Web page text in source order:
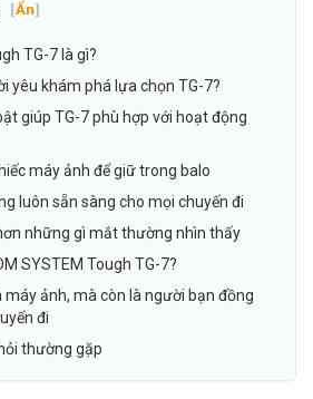
[Ẩn]
TG-7 là gì?
yêu khám phá lựa chọn TG-7?
giúp TG-7 phù hợp với hoạt động
máy ảnh để giữ trong balo
luôn sẵn sàng cho mọi chuyến đi
những gì mắt thường nhìn thấy
SYSTEM Tough TG-7?
máy ảnh, mà còn là người bạn đồng
đi
thường gặp